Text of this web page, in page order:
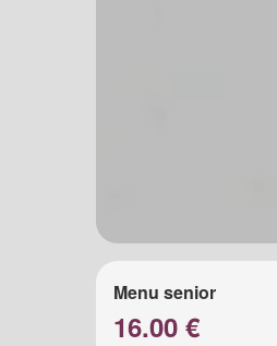
Menu senior
16.00 €